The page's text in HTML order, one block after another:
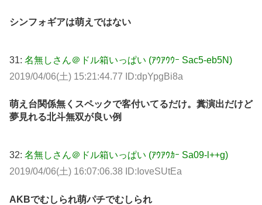
シンフォギアは萌えではない
31: 名無しさん＠ドル箱いっぱい (ｱｳｱｳｳｰ Sac5-eb5N)
2019/04/06(土) 15:21:44.77 ID:dpYpgBi8a
萌え台関係無くスペックで客付いてるだけ。糞演出だけど
夢見れる北斗無双が良い例
32: 名無しさん＠ドル箱いっぱい (ｱｳｱｳｶｰ Sa09-l++g)
2019/04/06(土) 16:07:06.38 ID:IoveSUtEa
AKBでむしられ萌パチでむしられ